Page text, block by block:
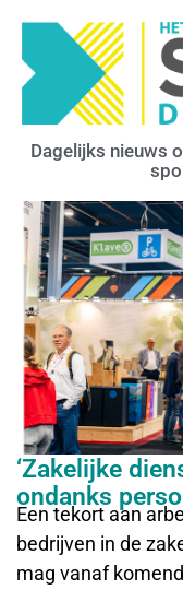
Dagelijks nieuws
‘Zakelijke
ondanks
Een tekort aan
bedrijven in de
mag vanaf